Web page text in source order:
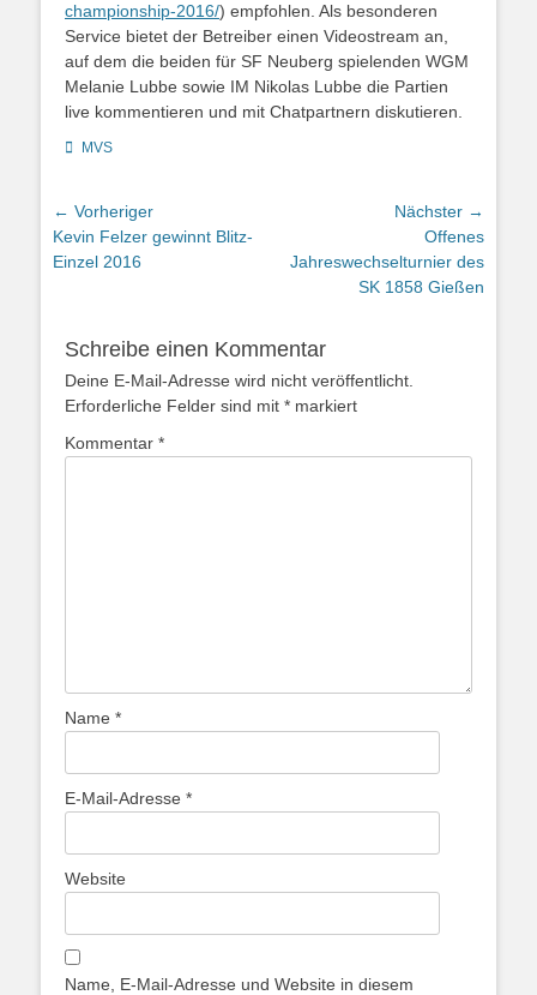
championship-2016/) empfohlen. Als besonderen
Service bietet der Betreiber einen Videostream an,
auf dem die beiden für SF Neuberg spielenden WGM
Melanie Lubbe sowie IM Nikolas Lubbe die Partien
live kommentieren und mit Chatpartnern diskutieren.
Kategorien
MVS
Beitragsnavigation
← Vorheriger
Vorheriger
Beitrag:
Kevin Felzer gewinnt Blitz-
Einzel 2016
Nächster →
Beitrag:
Offenes
Jahreswechselturnier des
SK 1858 Gießen
Schreibe einen Kommentar
Deine E-Mail-Adresse wird nicht veröffentlicht.
Erforderliche Felder sind mit * markiert
Kommentar *
Name *
E-Mail-Adresse *
Website
Name, E-Mail-Adresse und Website in diesem